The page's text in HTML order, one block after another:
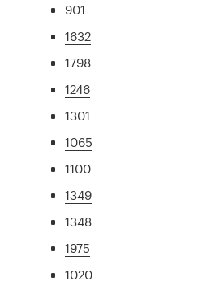
901
1632
1798
1246
1301
1065
1100
1349
1348
1975
1020